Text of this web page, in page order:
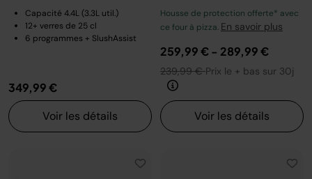
Capacité 4.4L (3.3L util.)
12+ verres de 25 cl
6 programmes + SlushAssist
349,99 €
Voir les détails
Housse de protection offerte* avec
ce four à pizza. En savoir plus
259,99 €- 289,99 €
239,99 €Prix le + bas sur 30j
Voir les détails